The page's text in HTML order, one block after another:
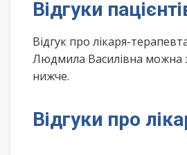
Відгуки
Відгук про лікаря-
Людмила Василівна можна
нижче.
Відгуки про